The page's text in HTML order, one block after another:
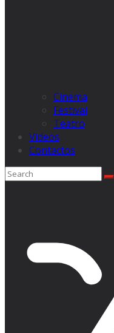
Cinema
Festival
Teatro
Videos
Contactos